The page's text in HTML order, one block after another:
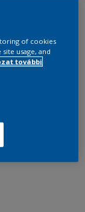
of cookies
usage, and
további